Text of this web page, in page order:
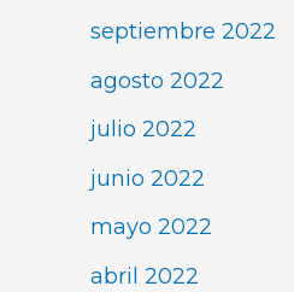
septiembre 2022
agosto 2022
julio 2022
junio 2022
mayo 2022
abril 2022